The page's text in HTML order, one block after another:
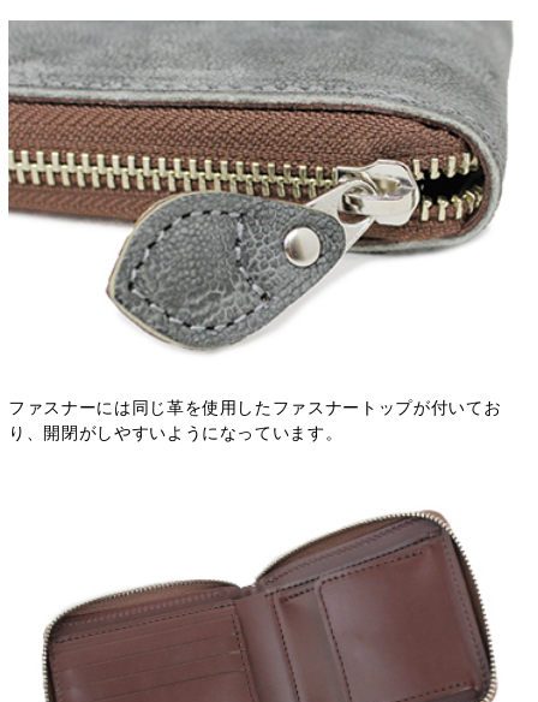
ファスナーには同じ革を使用したファスナートップが付いてお
り、開閉がしやすいようになっています。